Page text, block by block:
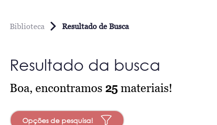
Biblioteca Resultado de Busca
Resultado da busca
Boa, encontramos 25 materiais!
Opções de pesquisa!